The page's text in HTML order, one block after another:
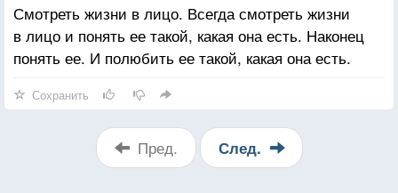
Смотреть жизни в лицо. Всегда смотреть жизни
в лицо и понять ее такой, какая она есть. Наконец
понять ее. И полюбить ее такой, какая она есть.
Сохранить
Пред. След.